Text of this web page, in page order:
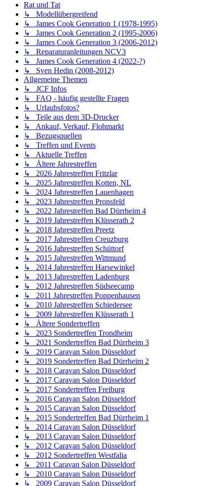
Rat und Tat
↳ Modellübergreifend
↳ James Cook Generation 1 (1978-1995)
↳ James Cook Generation 2 (1995-2006)
↳ James Cook Generation 3 (2006-2012)
↳ Reparaturanleitungen NCV3
↳ James Cook Generation 4 (2022-?)
↳ Sven Hedin (2008-2012)
Allgemeine Themen
↳ JCF Infos
↳ FAQ - häufig gestellte Fragen
↳ Urlaubsfotos?
↳ Teile aus dem 3D-Drucker
↳ Ankauf, Verkauf, Flohmarkt
↳ Bezugsquellen
↳ Treffen und Events
↳ Aktuelle Treffen
↳ Ältere Jahrestreffen
↳ 2026 Jahrestreffen Fritzlar
↳ 2025 Jahrestreffen Kotten, NL
↳ 2024 Jahrestreffen Lauenhagen
↳ 2023 Jahrestreffen Pronsfeld
↳ 2022 Jahrestreffen Bad Dürrheim 4
↳ 2019 Jahrestreffen Klüsserath 2
↳ 2018 Jahrestreffen Preetz
↳ 2017 Jahrestreffen Creuzburg
↳ 2016 Jahrestreffen Schüttorf
↳ 2015 Jahrestreffen Wittmund
↳ 2014 Jahrestreffen Harsewinkel
↳ 2013 Jahrestreffen Ladenburg
↳ 2012 Jahrestreffen Südseecamp
↳ 2011 Jahrestreffen Poppenhausen
↳ 2010 Jahrestreffen Schiedersee
↳ 2009 Jahrestreffen Klüsserath 1
↳ Ältere Sondertreffen
↳ 2023 Sondertreffen Trondheim
↳ 2021 Sondertreffen Bad Dürrheim 3
↳ 2019 Caravan Salon Düsseldorf
↳ 2019 Sondertreffen Bad Dürrheim 2
↳ 2018 Caravan Salon Düsseldorf
↳ 2017 Caravan Salon Düsseldorf
↳ 2017 Sondertreffen Freiburg
↳ 2016 Caravan Salon Düsseldorf
↳ 2015 Caravan Salon Düsseldorf
↳ 2015 Sondertreffen Bad Dürrheim 1
↳ 2014 Caravan Salon Düsseldorf
↳ 2013 Caravan Salon Düsseldorf
↳ 2012 Caravan Salon Düsseldorf
↳ 2012 Sondertreffen Westfalia
↳ 2011 Caravan Salon Düsseldorf
↳ 2010 Caravan Salon Düsseldorf
↳ 2009 Caravan Salon Düsseldorf